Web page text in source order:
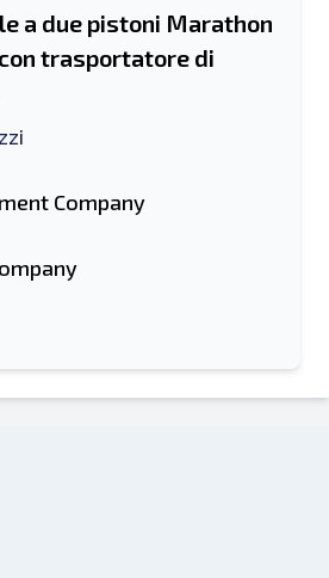
a due pistoni Marathon
trasportatore di
Company